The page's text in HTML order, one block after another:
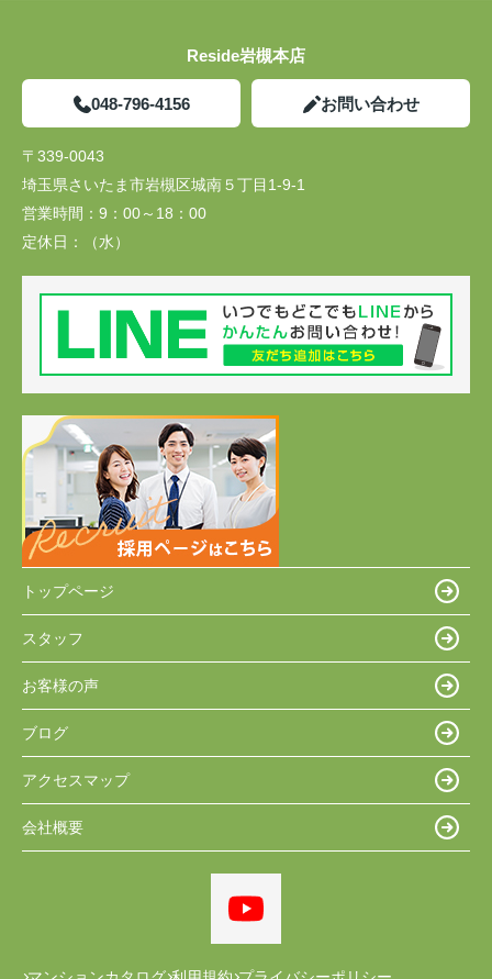
Reside岩槻本店
048-796-4156 お問い合わせ
〒339-0043
埼玉県さいたま市岩槻区城南５丁目1-9-1
営業時間： 9：00～18：00
定休日：
（水）
トップページ
スタッフ
お客様の声
ブログ
アクセスマップ
会社概要